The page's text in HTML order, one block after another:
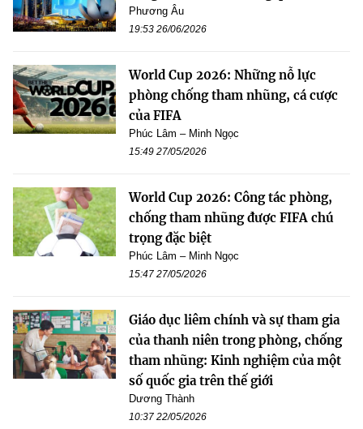
Phương Âu
19:53 26/06/2026
World Cup 2026: Những nỗ lực
phòng chống tham nhũng, cá cược
của FIFA
Phúc Lâm – Minh Ngọc
15:49 27/05/2026
World Cup 2026: Công tác phòng,
chống tham nhũng được FIFA chú
trọng đặc biệt
Phúc Lâm – Minh Ngọc
15:47 27/05/2026
Giáo dục liêm chính và sự tham gia
của thanh niên trong phòng, chống
tham nhũng: Kinh nghiệm của một
số quốc gia trên thế giới
Dương Thành
10:37 22/05/2026